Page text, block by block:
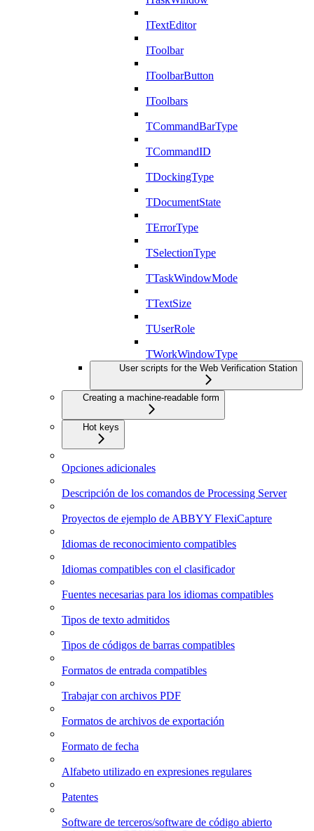
ITextEditor
IToolbar
IToolbarButton
IToolbars
TCommandBarType
TCommandID
TDockingType
TDocumentState
TErrorType
TSelectionType
TTaskWindowMode
TTextSize
TUserRole
TWorkWindowType
User scripts for the Web Verification Station
Creating a machine-readable form
Hot keys
Opciones adicionales
Descripción de los comandos de Processing Server
Proyectos de ejemplo de ABBYY FlexiCapture
Idiomas de reconocimiento compatibles
Idiomas compatibles con el clasificador
Fuentes necesarias para los idiomas compatibles
Tipos de texto admitidos
Tipos de códigos de barras compatibles
Formatos de entrada compatibles
Trabajar con archivos PDF
Formatos de archivos de exportación
Formato de fecha
Alfabeto utilizado en expresiones regulares
Patentes
Software de terceros/software de código abierto